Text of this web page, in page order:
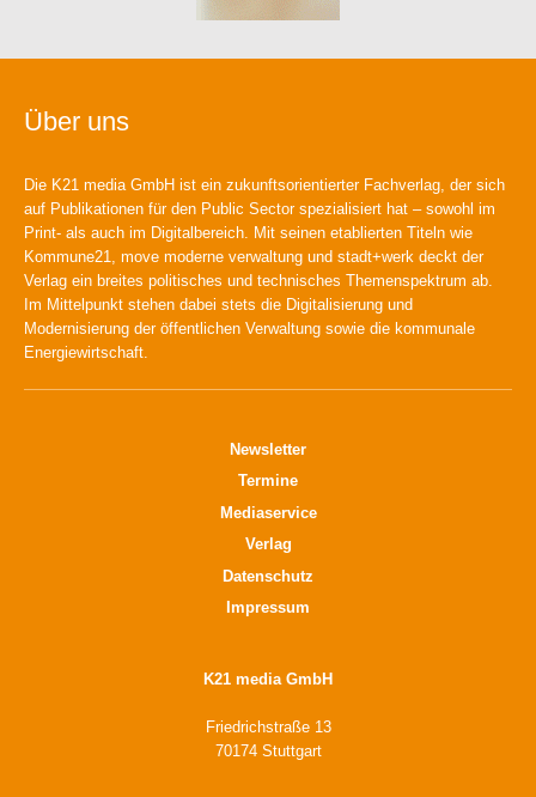
Über uns
Die K21 media GmbH ist ein zukunftsorientierter Fachverlag, der sich
auf Publikationen für den Public Sector spezialisiert hat – sowohl im
Print- als auch im Digitalbereich. Mit seinen etablierten Titeln wie
Kommune21, move moderne verwaltung und stadt+werk deckt der
Verlag ein breites politisches und technisches Themenspektrum ab.
Im Mittelpunkt stehen dabei stets die Digitalisierung und
Modernisierung der öffentlichen Verwaltung sowie die kommunale
Energiewirtschaft.
Newsletter
Termine
Mediaservice
Verlag
Datenschutz
Impressum
K21 media GmbH
Friedrichstraße 13
70174 Stuttgart